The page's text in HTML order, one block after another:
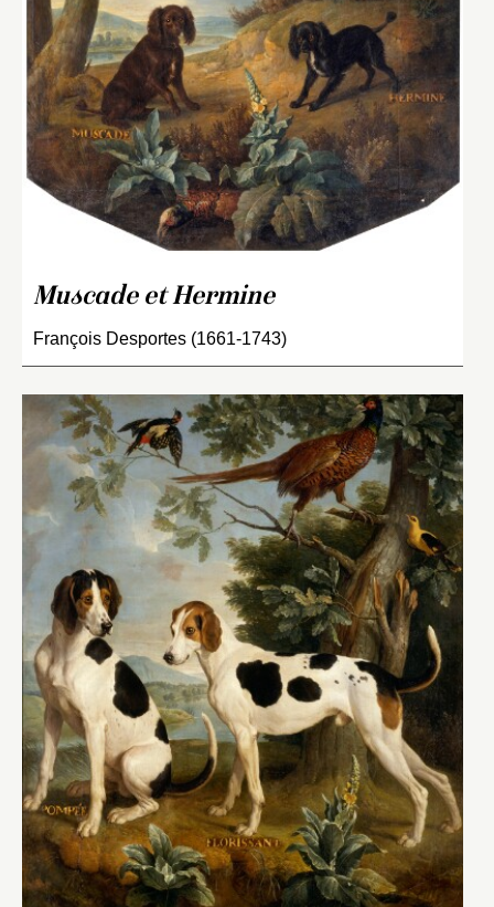
Muscade et Hermine
François Desportes (1661-1743)